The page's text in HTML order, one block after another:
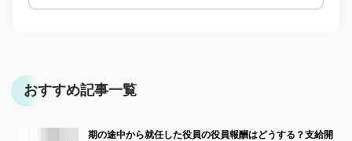
おすすめ記事一覧
期の途中から就任した役員の役員報酬はどうする？支給開